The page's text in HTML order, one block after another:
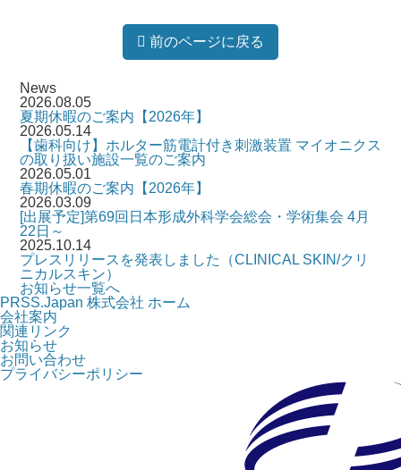
前のページに戻る
News
2026.08.05
夏期休暇のご案内【2026年】
2026.05.14
【歯科向け】ホルター筋電計付き刺激装置 マイオニクス
の取り扱い施設一覧のご案内
2026.05.01
春期休暇のご案内【2026年】
2026.03.09
[出展予定]第69回日本形成外科学会総会・学術集会 4月
22日～
2025.10.14
プレスリリースを発表しました（CLINICAL SKIN/クリ
ニカルスキン）
お知らせ一覧へ
PRSS.Japan 株式会社 ホーム
会社案内
関連リンク
お知らせ
お問い合わせ
プライバシーポリシー